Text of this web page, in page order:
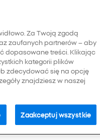
Za Twoją zgodą
zaufanych partnerów – aby
dopasowane treści. Klikając
kategorii plików
zdecydować się na opcję
znajdziesz w naszej
Zaakceptuj wszystkie